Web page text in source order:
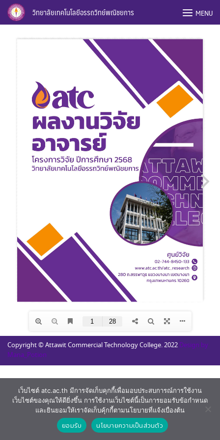
Skip
วิทยาลัยเทคโนโลยีอรรถวิทย์พณิชยการ MENU
Copyright © Attawit Commercial Technology College. 2022 Design by
Mana_Potion
เว็บไซต์ atc.ac.th มีการจัดเก็บคุกกี้เพื่อมอบประสบการณ์การใช้งาน
เว็บไซต์ของคุณให้ดียิ่งขึ้น การใช้งานเว็บไซต์นี้เป็นการยอมรับข้อกำหนด
และยินยอมให้เราจัดเก็บคุ้กกี้ตามนโยบายที่แจ้งเบื่องต้น
ยอมรับ นโยบายความเป็นส่วนตัว